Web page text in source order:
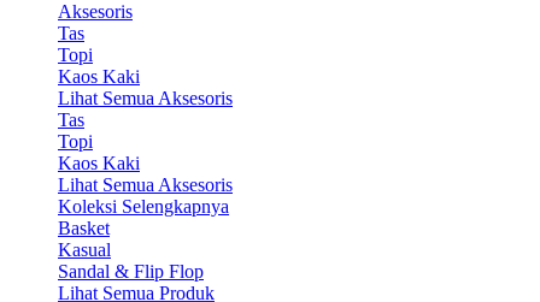
Aksesoris
Tas
Topi
Kaos Kaki
Lihat Semua Aksesoris
Tas
Topi
Kaos Kaki
Lihat Semua Aksesoris
Koleksi Selengkapnya
Basket
Kasual
Sandal & Flip Flop
Lihat Semua Produk